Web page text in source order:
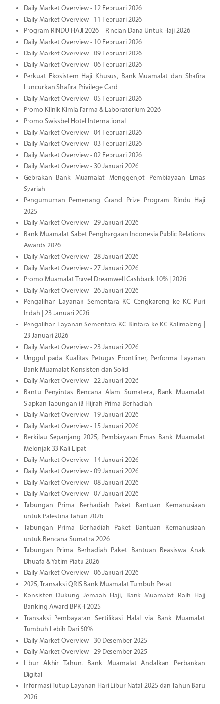
Daily Market Overview - 12 Februari 2026
Daily Market Overview - 11 Februari 2026
Program RINDU HAJI 2026 – Rincian Dana Untuk Haji 2026
Daily Market Overview - 10 Februari 2026
Daily Market Overview - 09 Februari 2026
Daily Market Overview - 06 Februari 2026
Perkuat Ekosistem Haji Khusus, Bank Muamalat dan Shafira
Luncurkan Shafira Privilege Card
Daily Market Overview - 05 Februari 2026
Promo Klinik Kimia Farma & Laboratorium 2026
Promo Swissbel Hotel International
Daily Market Overview - 04 Februari 2026
Daily Market Overview - 03 Februari 2026
Daily Market Overview - 02 Februari 2026
Daily Market Overview - 30 Januari 2026
Gebrakan Bank Muamalat Menggenjot Pembiayaan Emas
Syariah
Pengumuman Pemenang Grand Prize Program Rindu Haji
2025
Daily Market Overview - 29 Januari 2026
Bank Muamalat Sabet Penghargaan Indonesia Public Relations
Awards 2026
Daily Market Overview - 28 Januari 2026
Daily Market Overview - 27 Januari 2026
Promo Muamalat Travel Dreamwell Cashback 10% | 2026
Daily Market Overview - 26 Januari 2026
Pengalihan Layanan Sementara KC Cengkareng ke KC Puri
Indah | 23 Januari 2026
Pengalihan Layanan Sementara KC Bintara ke KC Kalimalang |
23 Januari 2026
Daily Market Overview - 23 Januari 2026
Unggul pada Kualitas Petugas Frontliner, Performa Layanan
Bank Muamalat Konsisten dan Solid
Daily Market Overview - 22 Januari 2026
Bantu Penyintas Bencana Alam Sumatera, Bank Muamalat
Siapkan Tabungan iB Hijrah Prima Berhadiah
Daily Market Overview - 19 Januari 2026
Daily Market Overview - 15 Januari 2026
Berkilau Sepanjang 2025, Pembiayaan Emas Bank Muamalat
Melonjak 33 Kali Lipat
Daily Market Overview - 14 Januari 2026
Daily Market Overview - 09 Januari 2026
Daily Market Overview - 08 Januari 2026
Daily Market Overview - 07 Januari 2026
Tabungan Prima Berhadiah Paket Bantuan Kemanusiaan
untuk Palestina Tahun 2026
Tabungan Prima Berhadiah Paket Bantuan Kemanusiaan
untuk Bencana Sumatra 2026
Tabungan Prima Berhadiah Paket Bantuan Beasiswa Anak
Dhuafa & Yatim Piatu 2026
Daily Market Overview - 06 Januari 2026
2025, Transaksi QRIS Bank Muamalat Tumbuh Pesat
Konsisten Dukung Jemaah Haji, Bank Muamalat Raih Hajj
Banking Award BPKH 2025
Transaksi Pembayaran Sertifikasi Halal via Bank Muamalat
Tumbuh Lebih Dari 50%
Daily Market Overview - 30 Desember 2025
Daily Market Overview - 29 Desember 2025
Libur Akhir Tahun, Bank Muamalat Andalkan Perbankan
Digital
Informasi Tutup Layanan Hari Libur Natal 2025 dan Tahun Baru
2026